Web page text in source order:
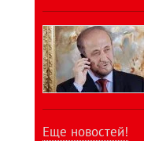
Еще новостей!